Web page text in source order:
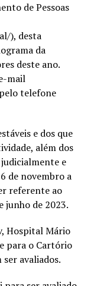
de Pessoas
), desta
da
deste ano.
mail
telefone
e dos que
além dos
e
de novembro a
referente ao
junho de 2023.
Hospital Mário
para o Cartório
avaliados.